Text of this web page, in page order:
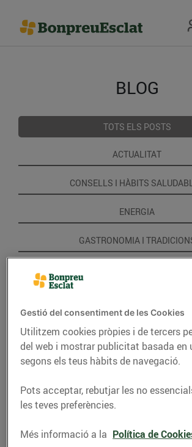
BLOG
TOTS ELS POSTS
ACTUALITAT
CONSELLS I HÀBITS
ENERGIA
GASTRONOMIA I
Gestió del consentiment de les Cookies
Utilitzem cookies pròpies i de tercers
del web i mostrar publicitat basada en
segons els teus hàbits de navegació.
Pots acceptar, rebutjar les no
les teves preferències.
Més informació a la Política de